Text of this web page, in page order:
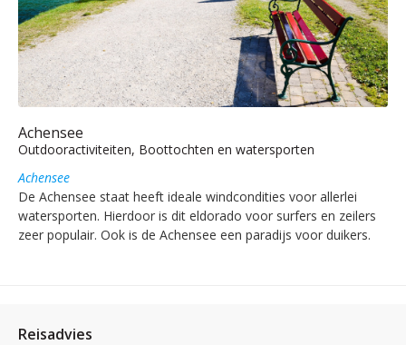
Achensee
Outdooractiviteiten, Boottochten en watersporten
Achensee
De Achensee staat heeft ideale windcondities voor allerlei
watersporten. Hierdoor is dit eldorado voor surfers en zeilers
zeer populair. Ook is de Achensee een paradijs voor duikers.
Reisadvies